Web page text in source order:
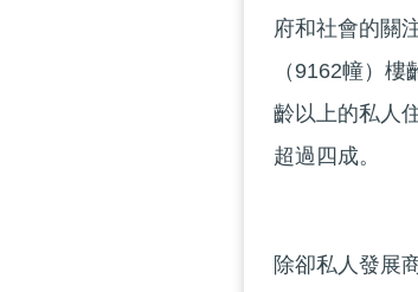
府和社會的關
（9162幢）
齡以上的私人
超過四成。
除卻私人發展